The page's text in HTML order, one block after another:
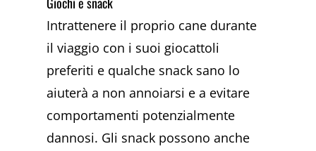
Intrattenere il proprio cane durante
il viaggio con i suoi giocattoli
preferiti e qualche snack sano lo
aiuterà a non annoiarsi e a evitare
comportamenti potenzialmente
dannosi. Gli snack possono anche